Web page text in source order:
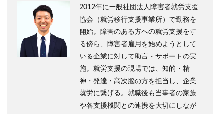
2012年に一般社団法人障害者就労支援
協会（就労移行支援事業所）で勤務を
開始。障害のある方への就労支援をす
る傍ら、障害者雇用を始めようとして
いる企業に対して助言・サポートの実
施。就労支援の現場では、知的・精
神・発達・高次脳の方を担当し、企業
就労に繋げる。就職後も当事者の家族
や各支援機関との連携を大切にしなが